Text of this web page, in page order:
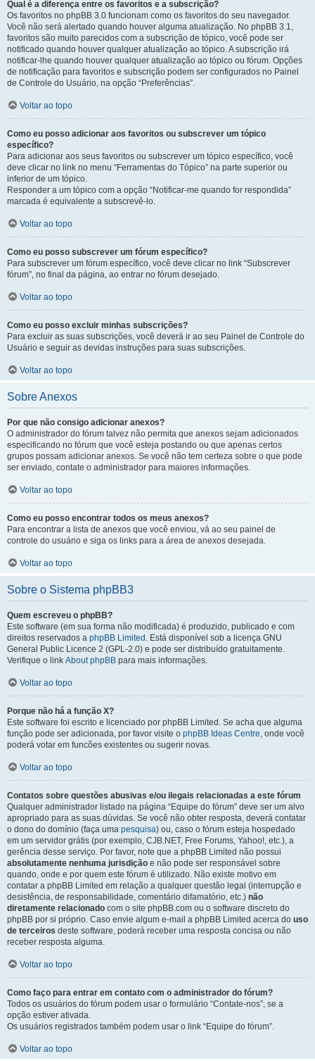
Qual é a diferença entre os favoritos e a subscrição?
Os favoritos no phpBB 3.0 funcionam como os favoritos do seu navegador.
Você não será alertado quando houver alguma atualização. No phpBB 3.1,
favoritos são muito parecidos com a subscrição de tópico, você pode ser
notificado quando houver qualquer atualização ao tópico. A subscrição irá
notificar-lhe quando houver qualquer atualização ao tópico ou fórum. Opções
de notificação para favoritos e subscrição podem ser configurados no Painel
de Controle do Usuário, na opção “Preferências”.
Voltar ao topo
Como eu posso adicionar aos favoritos ou subscrever um tópico
específico?
Para adicionar aos seus favoritos ou subscrever um tópico específico, você
deve clicar no link no menu “Ferramentas do Tópico” na parte superior ou
inferior de um tópico.
Responder a um tópico com a opção “Notificar-me quando for respondida”
marcada é equivalente a subscrevê-lo.
Voltar ao topo
Como eu posso subscrever um fórum específico?
Para subscrever um fórum específico, você deve clicar no link “Subscrever
fórum”, no final da página, ao entrar no fórum desejado.
Voltar ao topo
Como eu posso excluir minhas subscrições?
Para excluir as suas subscrições, você deverá ir ao seu Painel de Controle do
Usuário e seguir as devidas instruções para suas subscrições.
Voltar ao topo
Sobre Anexos
Por que não consigo adicionar anexos?
O administrador do fórum talvez não permita que anexos sejam adicionados
especificando no fórum que você esteja postando ou que apenas certos
grupos possam adicionar anexos. Se você não tem certeza sobre o que pode
ser enviado, contate o administrador para maiores informações.
Voltar ao topo
Como eu posso encontrar todos os meus anexos?
Para encontrar a lista de anexos que você enviou, vá ao seu painel de
controle do usuário e siga os links para a área de anexos desejada.
Voltar ao topo
Sobre o Sistema phpBB3
Quem escreveu o phpBB?
Este software (em sua forma não modificada) é produzido, publicado e com
direitos reservados a phpBB Limited . Está disponível sob a licença GNU
General Public Licence 2 (GPL-2.0) e pode ser distribuído gratuitamente.
Verifique o link About phpBB para mais informações.
Voltar ao topo
Porque não há a função X?
Este software foi escrito e licenciado por phpBB Limited. Se acha que alguma
função pode ser adicionada, por favor visite o phpBB Ideas Centre, onde você
poderá votar em funcões existentes ou sugerir novas.
Voltar ao topo
Contatos sobre questões abusivas e/ou ilegais relacionadas a este fórum
Qualquer administrador listado na página “Equipe do fórum” deve ser um alvo
apropriado para as suas dúvidas. Se você não obter resposta, deverá contatar
o dono do domínio (faça uma pesquisa) ou, caso o fórum esteja hospedado
em um servidor grátis (por exemplo, CJB.NET, Free Forums, Yahoo!, etc.), a
gerência desse serviço. Por favor, note que a phpBB Limited não possui
absolutamente nenhuma jurisdição e não pode ser responsável sobre
quando, onde e por quem este fórum é utilizado. Não existe motivo em
contatar a phpBB Limited em relação a qualquer questão legal (interrupção e
desistência, de responsabilidade, comentário difamatório, etc.) não
diretamente relacionado com o site phpBB.com ou o software discreto do
phpBB por si próprio. Caso envie algum e-mail a phpBB Limited acerca do uso
de terceiros deste software, poderá receber uma resposta concisa ou não
receber resposta alguma.
Voltar ao topo
Como faço para entrar em contato com o administrador do fórum?
Todos os usuários do fórum podem usar o formulário “Contate-nos”, se a
opção estiver ativada.
Os usuários registrados também podem usar o link “Equipe do fórum”.
Voltar ao topo